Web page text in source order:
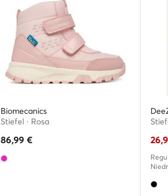
Biomecanics
Stiefel · Rosa
86,99 €